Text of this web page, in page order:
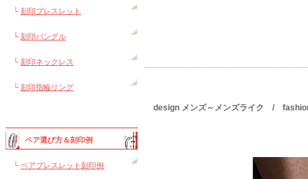
└ 刻印ブレスレット
└ 刻印バングル
└ 刻印ネックレス
└ 刻印指輪リング
ペア選び方＆刻印例
└ ペアブレスレット刻印例
design メンズ～メンズライク /